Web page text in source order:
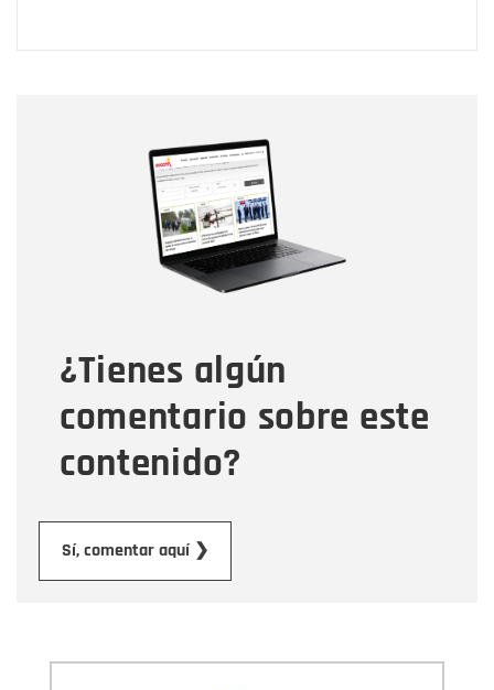
¿Tienes algún
comentario sobre este
contenido?
Sí, comentar aquí ❯
Correo electrónico
Tipo de comentario
Mensaje